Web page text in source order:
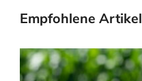
Empfohlene Artikel